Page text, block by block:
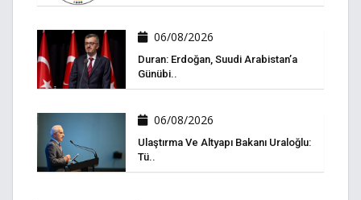
06/08/2026
Duran: Erdoğan, Suudi Arabistan’a
Günübi..
06/08/2026
Ulaştırma Ve Altyapı Bakanı Uraloğlu:
Tü..